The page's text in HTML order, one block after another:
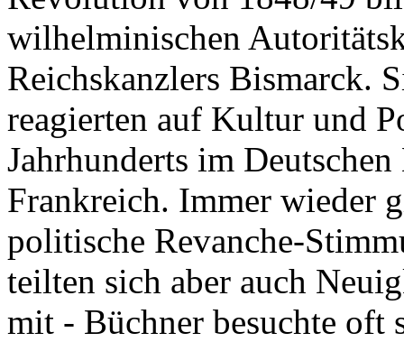
wilhelminischen
Reichskanzlers Bismarck.
reagierten auf Kultur und
Jahrhunderts im
Frankreich. Immer wieder
politische Revanche-
teilten sich aber auch
mit - Büchner besuchte oft